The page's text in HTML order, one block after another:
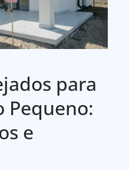
para
Pequeno:
e